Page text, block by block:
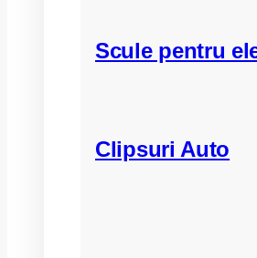
Scule pentru
Clipsuri Auto